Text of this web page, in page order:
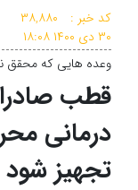
هشدار
کد خبر :
۳۸,۸۸۰
۳۰ دی ۱۴۰۰
۱۸:۰۸
وعده هایی که محقق
قطب
درمانی
تجهیز شود